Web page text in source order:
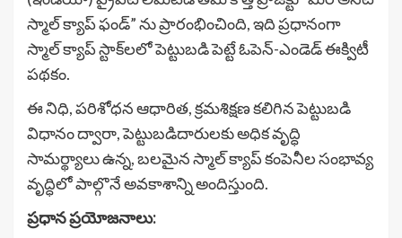
స్మాల్ క్యాప్ ఫండ్” ను ప్రారంభించింది, ఇది ప్రధానంగా
స్మాల్ క్యాప్ స్టాక్‌లలో పెట్టుబడి పెట్టే ఓపెన్-ఎండెడ్ ఈక్విటీ
పథకం.
ఈ నిధి, పరిశోధన ఆధారిత, క్రమశిక్షణ కలిగిన పెట్టుబడి
విధానం ద్వారా, పెట్టుబడిదారులకు అధిక వృద్ధి
సామర్థ్యాలు ఉన్న, బలమైన స్మాల్ క్యాప్ కంపెనీల సంభావ్య
వృద్ధిలో పాల్గొనే అవకాశాన్ని అందిస్తుంది.
ప్రధాన ప్రయోజనాలు: